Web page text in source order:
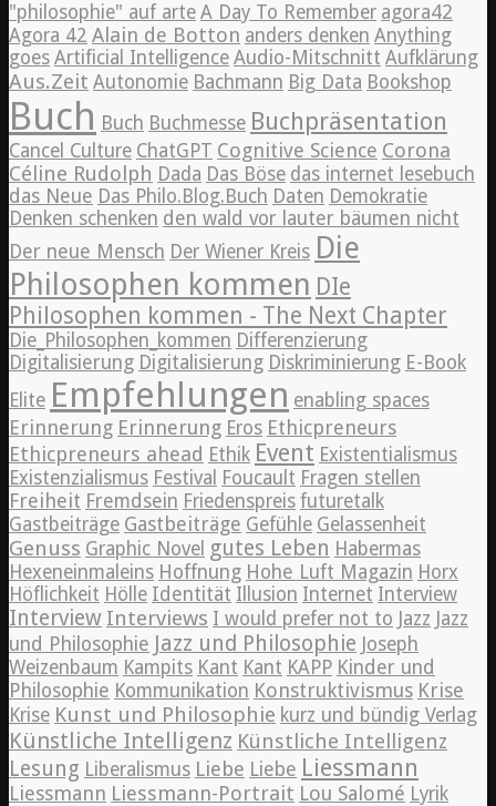
"philosophie" auf arte A Day To Remember agora42
Agora 42 Alain de Botton anders denken Anything
goes Artificial Intelligence Audio-Mitschnitt Aufklärung
Aus.Zeit Autonomie Bachmann Big Data Bookshop
Buch Buch Buchmesse Buchpräsentation
Cancel Culture ChatGPT Cognitive Science Corona
Céline Rudolph Dada Das Böse das internet lesebuch
das Neue Das Philo.Blog.Buch Daten Demokratie
Denken schenken den wald vor lauter bäumen nicht
Der neue Mensch Der Wiener Kreis Die
Philosophen kommen DIe
Philosophen kommen - The Next Chapter
Die_Philosophen_kommen Differenzierung
Digitalisierung Digitalisierung Diskriminierung E-Book
Elite Empfehlungen enabling spaces
Erinnerung Erinnerung Eros Ethicpreneurs
Ethicpreneurs ahead Ethik Event Existentialismus
Existenzialismus Festival Foucault Fragen stellen
Freiheit Fremdsein Friedenspreis futuretalk
Gastbeiträge Gastbeiträge Gefühle Gelassenheit
Genuss Graphic Novel gutes Leben Habermas
Hexeneinmaleins Hoffnung Hohe Luft Magazin Horx
Höflichkeit Hölle Identität Illusion Internet Interview
Interview Interviews I would prefer not to Jazz Jazz
und Philosophie Jazz und Philosophie Joseph
Weizenbaum Kampits Kant Kant KAPP Kinder und
Philosophie Kommunikation Konstruktivismus Krise
Krise Kunst und Philosophie kurz und bündig Verlag
Künstliche Intelligenz Künstliche Intelligenz
Lesung Liberalismus Liebe Liebe Liessmann
Liessmann Liessmann-Portrait Lou Salomé Lyrik